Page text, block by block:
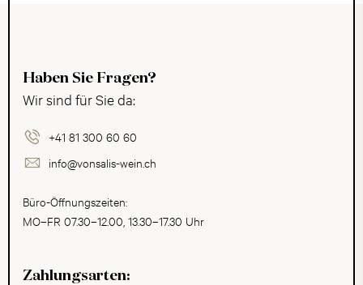
Haben Sie Fragen?
Wir sind für Sie da:
+41 81 300 60 60
info@vonsalis-wein.ch
Büro-Öffnungszeiten:
MO–FR 07.30–12.00, 13.30–17.30 Uhr
Zahlungsarten: